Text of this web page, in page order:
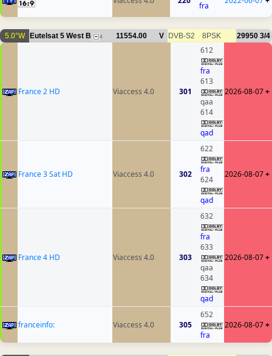
fra
5.0°W Eutelsat 5 West B 4 11554.00 V DVB-S2 8PSK 29950 3/4
France 2 HD Viaccess 4.0 301
612
fra
613
qaa
614
qad
2026-08-07+
France 3 Sat HD Viaccess 4.0 302
622
fra
624
qad
2026-08-07+
France 4 HD Viaccess 4.0 303
632
fra
633
qaa
634
qad
2026-08-07+
franceinfo: Viaccess 4.0 305
652
fra
2026-08-07+